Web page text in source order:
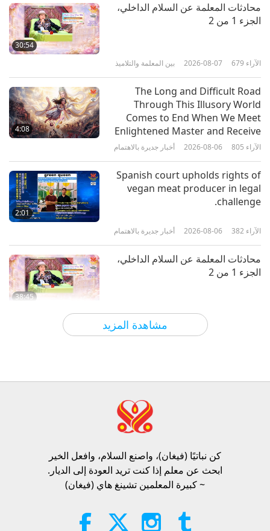
الشامواه الرياضي والأنيق
أنسان الغاب - بستانيو الغابات المطيرة
العصر الذهبي للحيوانات
مشاهدة المزيد
30:54
محادثات المعلمة عن السلام الداخلي،
الجزء 1 من 2
بين المعلمة والتلاميذ 2026-08-07 679 الآراء
4:08
The Long and Difficult Road
Through This Illusory World
Comes to End When We Meet
Enlightened Master and Receive
Initiation
أخبار جديرة بالاهتمام 2026-08-06 805 الآراء
2:01
Spanish court upholds rights of
vegan meat producer in legal
challenge.
أخبار جديرة بالاهتمام 2026-08-06 382 الآراء
38:45
محادثات المعلمة عن السلام الداخلي،
الجزء 1 من 2
بين المعلمة والتلاميذ 2026-08-06
25:38
أخبار جديرة بالاهتمام
“Fast Charge” Is Wonderful Way
Whenever Material World Begins
to Feel Too Imposing
أخبار جديرة بالاهتمام 2026-08-05
أخبار جديرة بالاهتمام
كن نباتيًا (فيغان)، واصنع السلام، وافعل الخير​
ابحث عن معلم إذا كنت تريد العودة إلى الديار.
~ كبيرة المعلمين تشينغ هاي (فيغان)